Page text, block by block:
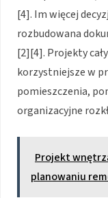
[4]. Im więcej
rozbudowana
[2][4]. Projekty
korzystniejsze w
pomieszczenia,
organizacyjne
Projekt
planowaniu